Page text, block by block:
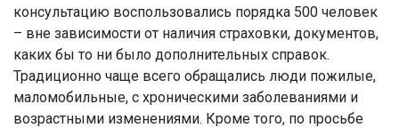
консультацию воспользовались порядка 500 человек
– вне зависимости от наличия страховки, документов,
каких бы то ни было дополнительных справок.
Традиционно чаще всего обращались люди пожилые,
маломобильные, с хроническими заболеваниями и
возрастными изменениями. Кроме того, по просьбе